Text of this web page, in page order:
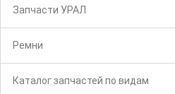
Запчасти УРАЛ
Ремни
Каталог запчастей по видам